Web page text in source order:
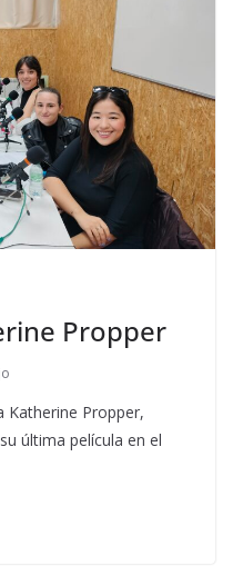
Propper
Katherine Propper,
última película en el